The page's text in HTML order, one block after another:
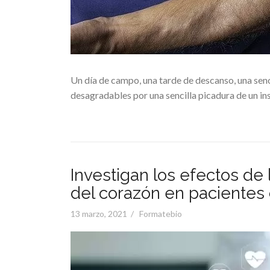
Un día de campo, una tarde de descanso, una
desagradables por una sencilla picadura de un
Investigan los efectos de
del corazón en
Posted
13 marzo, 2021 Formatebio